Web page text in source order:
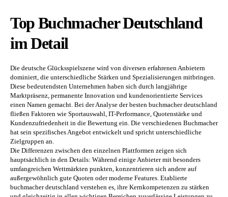
Top Buchmacher Deutschland
im Detail
Die deutsche Glücksspielszene wird von diversen erfahrenen Anbietern
dominiert, die unterschiedliche Stärken und Spezialisierungen mitbringen.
Diese bedeutendsten Unternehmen haben sich durch langjährige
Marktpräsenz, permanente Innovation und kundenorientierte Services
einen Namen gemacht. Bei der Analyse der besten buchmacher deutschland
fließen Faktoren wie Sportauswahl, IT-Performance, Quotenstärke und
Kundenzufriedenheit in die Bewertung ein. Die verschiedenen Buchmacher
hat sein spezifisches Angebot entwickelt und spricht unterschiedliche
Zielgruppen an.
Die Differenzen zwischen den einzelnen Plattformen zeigen sich
hauptsächlich in den Details: Während einige Anbieter mit besonders
umfangreichen Wettmärkten punkten, konzentrieren sich andere auf
außergewöhnlich gute Quoten oder moderne Features. Etablierte
buchmacher deutschland verstehen es, ihre Kernkompetenzen zu stärken